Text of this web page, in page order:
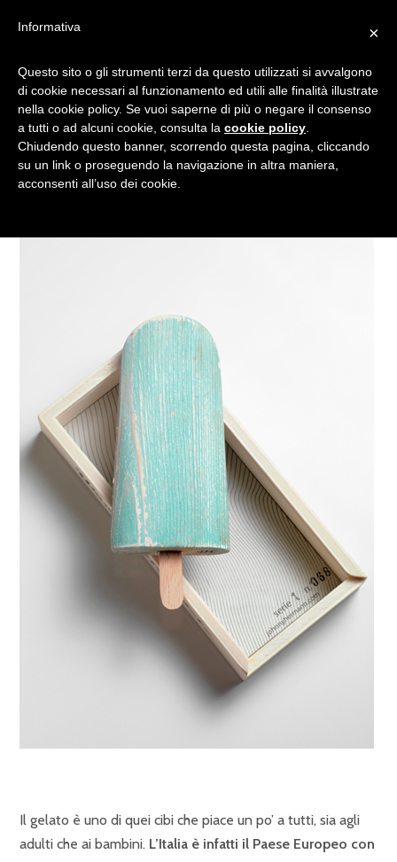
GLI SPLENDIDI GHIACCIOLI
DI LEGNO DI JOHNNY
HERMANN
Il gelato è uno di quei cibi che piace un po’ a tutti, sia agli
adulti che ai bambini. L’Italia è infatti il Paese Europeo con
×
Informativa
Questo sito o gli strumenti terzi da questo utilizzati si avvalgono
di cookie necessari al funzionamento ed utili alle finalità illustrate
nella cookie policy. Se vuoi saperne di più o negare il consenso
a tutti o ad alcuni cookie, consulta la cookie policy
Chiudendo questo banner, scorrendo questa pagina, cliccando
su un link o proseguendo la navigazione in altra maniera,
acconsenti all’uso dei cookie.